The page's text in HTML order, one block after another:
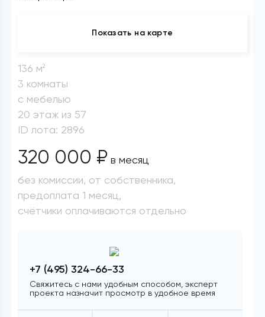
Показать на карте
136 м2
3 комнаты
с мебелью
20 этаж из 57
ID лота: 2896
320 000 ₽ в месяц
без комиссии, от собственника,
предоплата 1 месяц,
счётчики оплачиваются отдельно
+7 (495) 324-66-33
Свяжитесь с нами удобным способом, эксперт
проекта назначит просмотр в удобное время